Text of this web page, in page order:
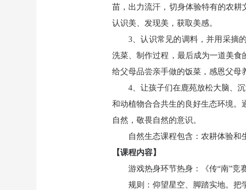
苗，出力流汗，切身体验特有的农
认识美、发现美，获取美感。
3、认识常见的调料，并用采摘
洗菜、制作过程，最后成为一道美
给父母品尝亲手做的饭菜，感恩父母
4、让孩子们在鹿苑放松大脑、
和动植物合合共生的良好生态环境。
自然，敬畏自然的意识。
自然生态课程包含：农耕体验和
【课程内容】
游戏热身环节热身：《传“南”竞
规则：仰望星空、脚踏实地。把